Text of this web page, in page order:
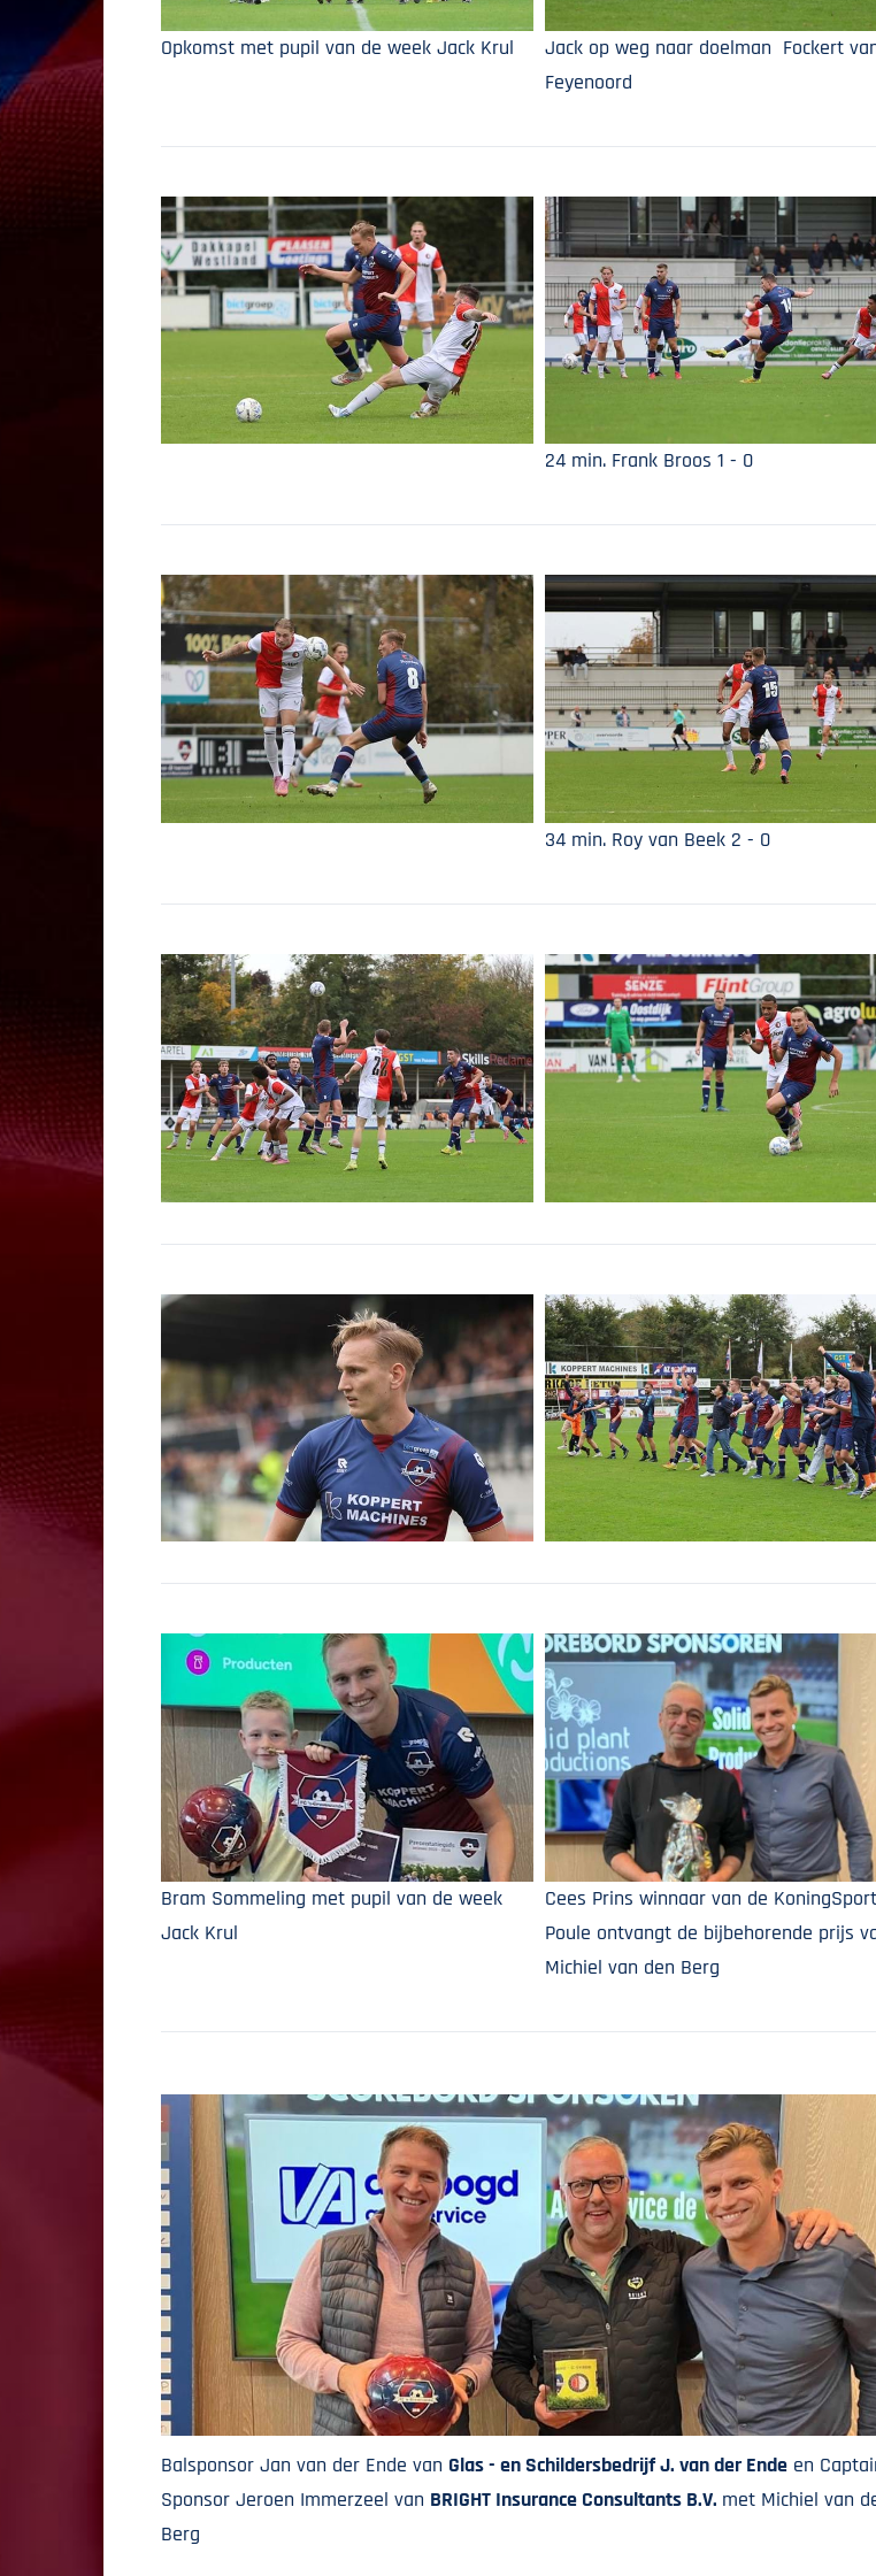
Opkomst met pupil van de week Jack Krul
Jack op weg naar doelman Fockert
Feyenoord
24 min. Frank Broos 1 - 0
34 min. Roy van Beek 2 - 0
Bram Sommeling met pupil van de week
Jack Krul
Cees Prins winnaar van de KoningSport
Poule ontvangt de bijbehorende prijs
Michiel van den Berg
Balsponsor Jan van der Ende van Glas - en Schildersbedrijf J. van der Ende en
Sponsor Jeroen Immerzeel van BRIGHT Insurance Consultants B.V. met Michiel van
Berg